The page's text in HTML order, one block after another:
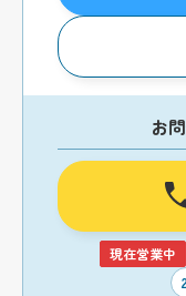
お
現在営業中